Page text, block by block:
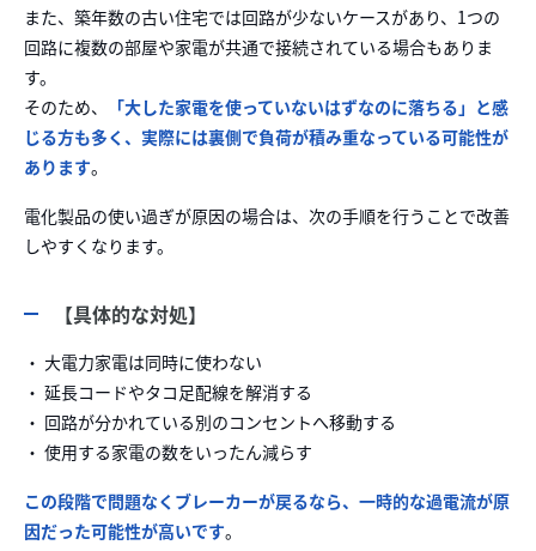
また、築年数の古い住宅では回路が少ないケースがあり、1つの
回路に複数の部屋や家電が共通で接続されている場合もありま
す。
そのため、
「大した家電を使っていないはずなのに落ちる」と感
じる方も多く、実際には裏側で負荷が積み重なっている可能性が
あります。
電化製品の使い過ぎが原因の場合は、次の手順を行うことで改善
しやすくなります。
【具体的な対処】
・ 大電力家電は同時に使わない
・ 延長コードやタコ足配線を解消する
・ 回路が分かれている別のコンセントへ移動する
・ 使用する家電の数をいったん減らす
この段階で問題なくブレーカーが戻るなら、一時的な過電流が原
因だった可能性が高いです。